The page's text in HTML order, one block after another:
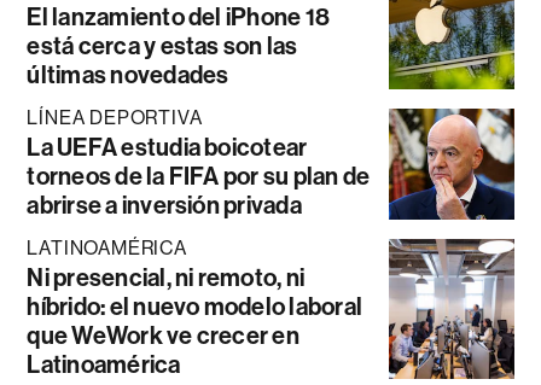
El lanzamiento del iPhone 18
está cerca y estas son las
últimas novedades
LÍNEA DEPORTIVA
La UEFA estudia boicotear
torneos de la FIFA por su plan de
abrirse a inversión privada
LATINOAMÉRICA
Ni presencial, ni remoto, ni
híbrido: el nuevo modelo laboral
que WeWork ve crecer en
Latinoamérica